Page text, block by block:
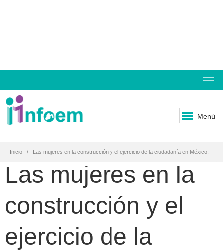
Menú
Inicio Las mujeres en la construcción y el ejercicio de la ciudadanía en México.
Las mujeres en la
construcción y el
ejercicio de la